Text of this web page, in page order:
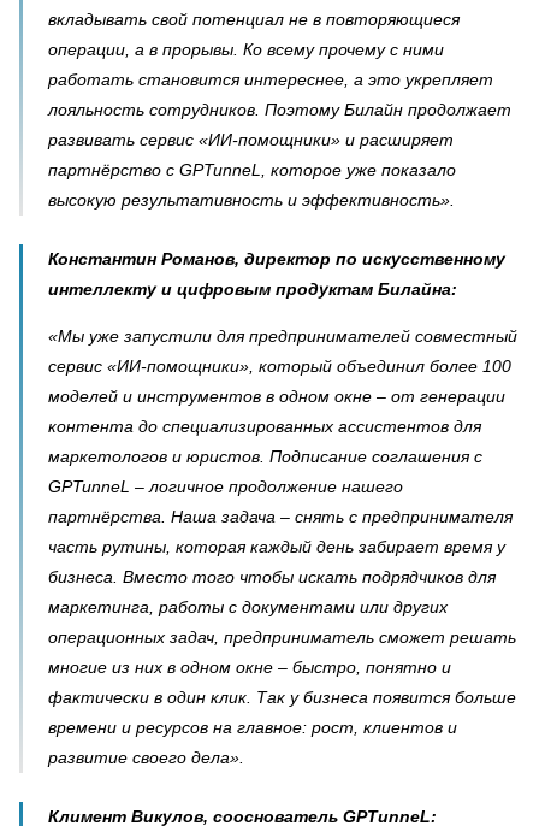
вкладывать свой потенциал не в повторяющиеся
операции, а в прорывы. Ко всему прочему с ними
работать становится интереснее, а это укрепляет
лояльность сотрудников. Поэтому Билайн продолжает
развивать сервис «ИИ-помощники» и расширяет
партнёрство с GPTunneL, которое уже показало
высокую результативность и эффективность».
Константин Романов, директор по искусственному
интеллекту и цифровым продуктам Билайна:
«Мы уже запустили для предпринимателей совместный
сервис «ИИ-помощники», который объединил более 100
моделей и инструментов в одном окне – от генерации
контента до специализированных ассистентов для
маркетологов и юристов. Подписание соглашения с
GPTunneL – логичное продолжение нашего
партнёрства. Наша задача – снять с предпринимателя
часть рутины, которая каждый день забирает время у
бизнеса. Вместо того чтобы искать подрядчиков для
маркетинга, работы с документами или других
операционных задач, предприниматель сможет решать
многие из них в одном окне – быстро, понятно и
фактически в один клик. Так у бизнеса появится больше
времени и ресурсов на главное: рост, клиентов и
развитие своего дела».
Климент Викулов, сооснователь GPTunneL: